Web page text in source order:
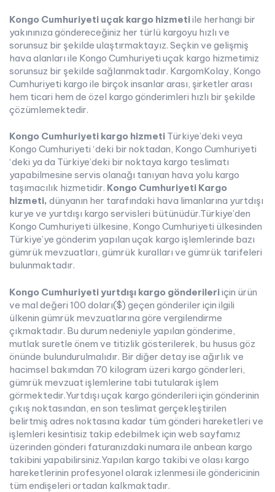
Kongo Cumhuriyeti uçak kargo hizmetiile herhangi bir
yakınınıza göndereceğiniz her türlü kargoyu hızlı ve
sorunsuz bir şekilde ulaştırmaktayız. Seçkin ve gelişmiş
hava alanları ile Kongo Cumhuriyeti uçak kargo hizmetimiz
sorunsuz bir şekilde sağlanmaktadır. KargomKolay, Kongo
Cumhuriyeti kargo ile birçok insanlar arası, şirketler arası
hem ticari hem de özel kargo gönderimleri hızlı bir şekilde
çözümlemektedir.
Kongo Cumhuriyeti kargo hizmeti Türkiye’deki veya
Kongo Cumhuriyeti ‘deki bir noktadan, Kongo Cumhuriyeti
‘deki ya da Türkiye’deki bir noktaya kargo teslimatı
yapabilmesine servis olanağı tanıyan hava yolu kargo
taşımacılık hizmetidir. Kongo Cumhuriyeti Kargo
hizmeti, dünyanın her tarafındaki hava limanlarına yurtdışı
kurye ve yurtdışı kargo servisleri bütünüdür.Türkiye’den
Kongo Cumhuriyeti ülkesine, Kongo Cumhuriyeti ülkesinden
Türkiye’ye gönderim yapılan uçak kargo işlemlerinde bazı
gümrük mevzuatları, gümrük kuralları ve gümrük tarifeleri
bulunmaktadır.
Kongo Cumhuriyeti yurtdışı kargo gönderileriiçin ürün
ve mal değeri 100 doları($) geçen gönderiler için ilgili
ülkenin gümrük mevzuatlarına göre vergilendirme
çıkmaktadır. Bu durum nedeniyle yapılan gönderime,
mutlak suretle önem ve titizlik gösterilerek, bu husus göz
önünde bulundurulmalıdır. Bir diğer detay ise ağırlık ve
hacimsel bakımdan 70 kilogram üzeri kargo gönderleri,
gümrük mevzuat işlemlerine tabi tutularak işlem
görmektedir.Yurtdışı uçak kargo gönderileri için gönderinin
çıkış noktasından, en son teslimat gerçekleştirilen
belirtmiş adres noktasına kadar tüm gönderi hareketleri ve
işlemleri kesintisiz takip edebilmek için web sayfamız
üzerinden gönderi faturanızdaki numara ile anbean kargo
takibini yapabilirsiniz.Yapılan kargo takibi ve olası kargo
hareketlerinin profesyonel olarak izlenmesi ile göndericinin
tüm endişeleri ortadan kalkmaktadır.